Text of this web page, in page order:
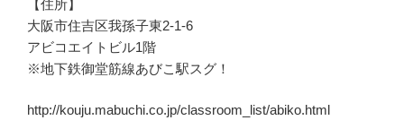
【住所】
大阪市住吉区我孫子東2-1-6
アビコエイトビル1階
※地下鉄御堂筋線あびこ駅スグ！
http://kouju.mabuchi.co.jp/classroom_list/abiko.html